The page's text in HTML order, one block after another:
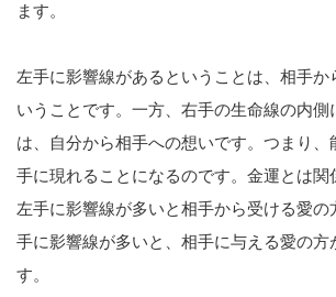
ます。
左手に影響線があるということは、相手か
いうことです。一方、右手の生命線の内側
は、自分から相手への想いです。つまり、
手に現れることになるのです。金運とは関
左手に影響線が多いと相手から受ける愛の
手に影響線が多いと、相手に与える愛の方
す。